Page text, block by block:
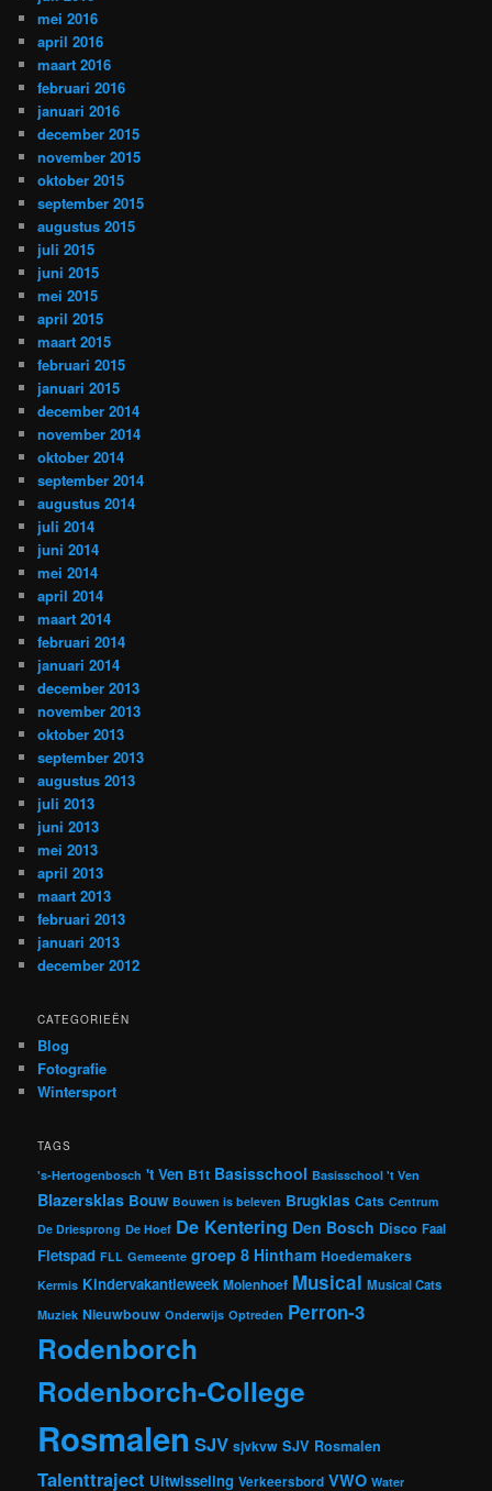
mei 2016
april 2016
maart 2016
februari 2016
januari 2016
december 2015
november 2015
oktober 2015
september 2015
augustus 2015
juli 2015
juni 2015
mei 2015
april 2015
maart 2015
februari 2015
januari 2015
december 2014
november 2014
oktober 2014
september 2014
augustus 2014
juli 2014
juni 2014
mei 2014
april 2014
maart 2014
februari 2014
januari 2014
december 2013
november 2013
oktober 2013
september 2013
augustus 2013
juli 2013
juni 2013
mei 2013
april 2013
maart 2013
februari 2013
januari 2013
december 2012
CATEGORIEËN
Blog
Fotografie
Wintersport
TAGS
's-Hertogenbosch 't Ven B1t Basisschool Basisschool 't Ven
Blazersklas Bouw Bouwen is beleven Brugklas Cats Centrum
De Driesprong De Hoef De Kentering Den Bosch Disco Faal
Fietspad FLL Gemeente groep 8 Hintham Hoedemakers
Kermis Kindervakantieweek Molenhoef Musical Musical Cats
Muziek Nieuwbouw Onderwijs Optreden Perron-3
Rodenborch
Rodenborch-College
Rosmalen SJV sjvkvw SJV Rosmalen
Talenttraject Uitwisseling Verkeersbord VWO Water